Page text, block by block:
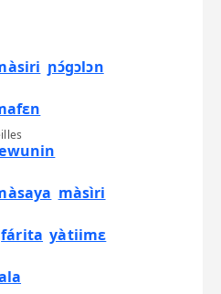
ɲɔ́gɔlɔn
màsìri
fárita yàtiimɛ